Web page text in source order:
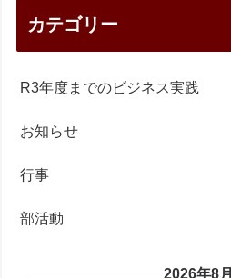
カテゴリー
R3年度までのビジネス実践
お知らせ
行事
部活動
2026年8月